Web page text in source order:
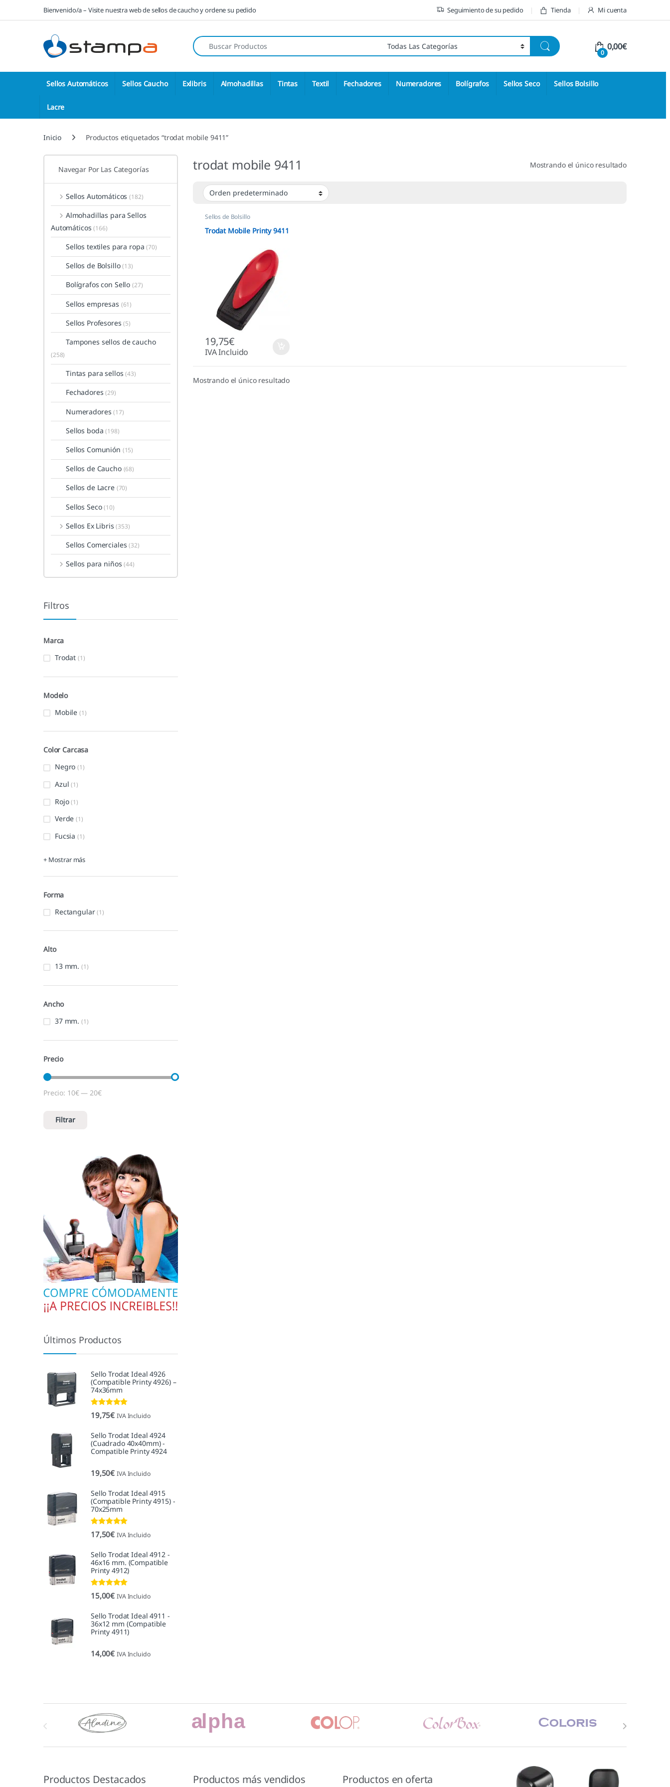
Saltar a la navegación
Saltar al contenidoBienvenido/a – Visite nuestra web de sellos de caucho y ordene su pedido Seguimiento de su pedido Tienda Mi cuenta
Búsqueda de:
0
0,00€
Sellos Automáticos Sellos Caucho Exlibris Almohadillas Tintas Textil Fechadores Numeradores Bolígrafos Sellos Seco Sellos Bolsillo
Lacre
Inicio Productos etiquetados “trodat mobile 9411”
trodat mobile 9411 Mostrando el único resultado
Sellos de Bolsillo
Trodat Mobile Printy 9411
19,75€
IVA Incluido
Mostrando el único resultado
Navegar Por Las Categorías
Sellos Automáticos(182)
Almohadillas para Sellos
Automáticos(166)
Sellos textiles para ropa(70)
Sellos de Bolsillo(13)
Bolígrafos con Sello(27)
Sellos empresas (61)
Sellos Profesores(5)
Tampones sellos de caucho
(258)
Tintas para sellos(43)
Fechadores(29)
Numeradores(17)
Sellos boda(198)
Sellos Comunión (15)
Sellos de Caucho (68)
Sellos de Lacre (70)
Sellos Seco(10)
Sellos Ex Libris(353)
Sellos Comerciales(32)
Sellos para niños(44)
Filtros
Marca
Trodat (1)
Modelo
Mobile (1)
Color Carcasa
Negro (1)
Azul (1)
Rojo (1)
Verde (1)
Fucsia (1)
+ Mostrar más
Forma
Rectangular (1)
Alto
13 mm. (1)
Ancho
37 mm. (1)
Precio
Precio mínimo
Precio máximo
Filtrar
Precio: 10€—20€
Últimos Productos
Sello Trodat Ideal 4926
(Compatible Printy 4926) –
74x36mm
Valorado con
5.00de 5
19,75€ IVA Incluido
Sello Trodat Ideal 4924
(Cuadrado 40x40mm) -
Compatible Printy 4924
19,50€ IVA Incluido
Sello Trodat Ideal 4915
(Compatible Printy 4915) -
70x25mm
Valorado con
5.00de 5
17,50€ IVA Incluido
Sello Trodat Ideal 4912 -
46x16 mm. (Compatible
Printy 4912)
Valorado con
5.00de 5
15,00€ IVA Incluido
Sello Trodat Ideal 4911 -
36x12 mm (Compatible
Printy 4911)
14,00€ IVA Incluido
Marcas De Carrusel
Productos Destacados Productos más vendidos Productos en oferta